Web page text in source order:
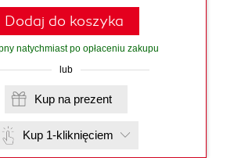
Dodaj do koszyka
natychmiast po opłaceniu zakupu
lub
Kup na prezent
Kup 1-kliknięciem